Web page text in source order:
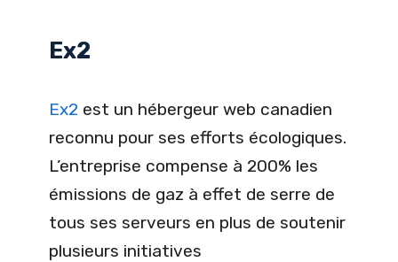
Ex2
Ex2 est un hébergeur web canadien
reconnu pour ses efforts écologiques.
L’entreprise compense à 200% les
émissions de gaz à effet de serre de
tous ses serveurs en plus de soutenir
plusieurs initiatives